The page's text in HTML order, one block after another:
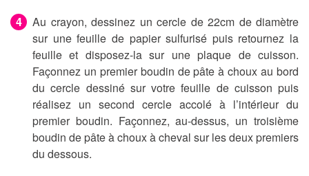
Au crayon, dessinez un cercle de 22cm de diamètre
sur une feuille de papier sulfurisé puis retournez la
feuille et disposez-la sur une plaque de cuisson.
Façonnez un premier boudin de pâte à choux au bord
du cercle dessiné sur votre feuille de cuisson puis
réalisez un second cercle accolé à l’intérieur du
premier boudin. Façonnez, au-dessus, un troisième
boudin de pâte à choux à cheval sur les deux premiers
du dessous.